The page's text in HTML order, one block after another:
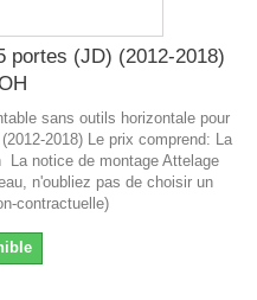
portes (JD) (2012-2018)
sans outils horizontale pour
2018) Le prix comprend: La
notice de montage Attelage
n'oubliez pas de choisir un
contractuelle)